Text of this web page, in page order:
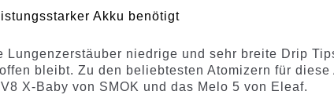
Akku benötigt
Lungenzerstäuber niedrige und sehr breite Drip
bleibt. Zu den beliebtesten Atomizern für diese
X-Baby von SMOK und das Melo 5 von Eleaf.